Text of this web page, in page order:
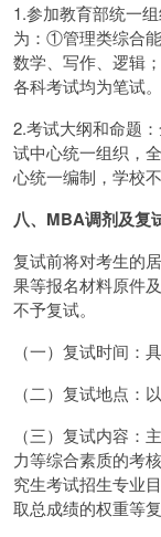
1.参加教育部统一
为：①管理类综合
数学、写作、逻辑
各科考试均为笔试。
2.考试大纲和命题
试中心统一组织，
心统一编制，学校
八、MBA调剂及复
复试前将对考生的
果等报名材料原件
不予复试。
（一）复试时间：
（二）复试地点：
（三）复试内容：
力等综合素质的考
究生考试招生专业
取总成绩的权重等